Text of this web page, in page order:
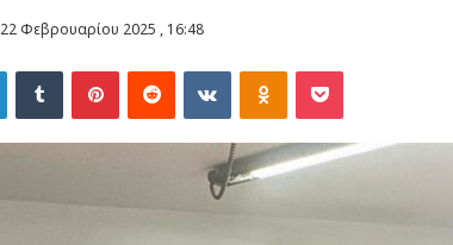
22 Φεβρουαρίου 2025 , 16:48
LinkedInTumblr PinterestReddit VKontakteOdnoklassniki
Pocket